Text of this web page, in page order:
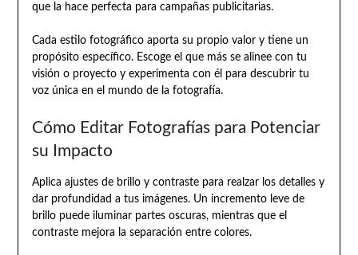
que la hace perfecta para campañas publicitarias.
Cada estilo fotográfico aporta su propio valor y tiene un
propósito específico. Escoge el que más se alinee con tu
visión o proyecto y experimenta con él para descubrir tu
voz única en el mundo de la fotografía.
Cómo Editar Fotografías para Potenciar
su Impacto
Aplica ajustes de brillo y contraste para realzar los detalles y
dar profundidad a tus imágenes. Un incremento leve de
brillo puede iluminar partes oscuras, mientras que el
contraste mejora la separación entre colores.